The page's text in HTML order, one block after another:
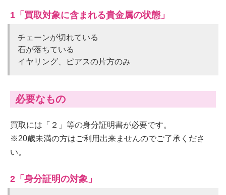
1「買取対象に含まれる貴金属の状態」
チェーンが切れている
石が落ちている
イヤリング、ピアスの片方のみ
必要なもの
買取には「２」等の身分証明書が必要です。
※20歳未満の方はご利用出来ませんのでご了承くださ
い。
2「身分証明の対象」